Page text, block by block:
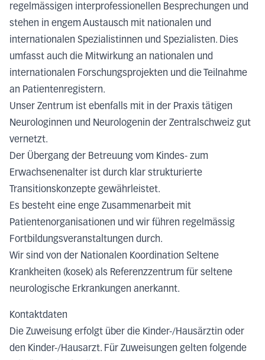
regelmässigen interprofessionellen Besprechungen und
stehen in engem Austausch mit nationalen und
internationalen Spezialistinnen und Spezialisten. Dies
umfasst auch die Mitwirkung an nationalen und
internationalen Forschungsprojekten und die Teilnahme
an Patientenregistern.
Unser Zentrum ist ebenfalls mit in der Praxis tätigen
Neurologinnen und Neurologenin der Zentralschweiz gut
vernetzt.
Der Übergang der Betreuung vom Kindes- zum
Erwachsenenalter ist durch klar strukturierte
Transitionskonzepte gewährleistet.
Es besteht eine enge Zusammenarbeit mit
Patientenorganisationen und wir führen regelmässig
Fortbildungsveranstaltungen durch.
Wir sind von der Nationalen Koordination Seltene
Krankheiten (kosek) als Referenzzentrum für seltene
neurologische Erkrankungen anerkannt.
Kontaktdaten
Die Zuweisung erfolgt über die Kinder-/Hausärztin oder
den Kinder-/Hausarzt. Für Zuweisungen gelten folgende